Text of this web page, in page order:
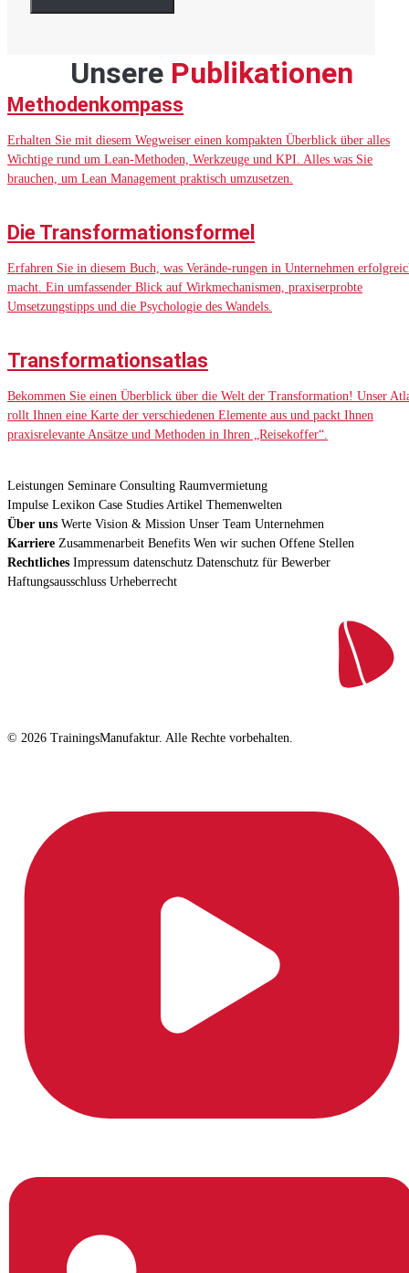
Unsere Publikationen
Methodenkompass
Erhalten Sie mit diesem Wegweiser einen kompakten Überblick über alles
Wichtige rund um Lean-Methoden, Werkzeuge und KPI. Alles was Sie
brauchen, um Lean Management praktisch umzusetzen.
Die Transformationsformel
Erfahren Sie in diesem Buch, was Verände-rungen in Unternehmen
macht. Ein umfassender Blick auf Wirkmechanismen, praxiserprobte
Umsetzungstipps und die Psychologie des Wandels.
Transformationsatlas
Bekommen Sie einen Überblick über die Welt der Transformation! Unser
rollt Ihnen eine Karte der verschiedenen Elemente aus und packt Ihnen
praxisrelevante Ansätze und Methoden in Ihren „Reisekoffer“.
Leistungen Seminare Consulting Raumvermietung
Impulse Lexikon Case Studies Artikel Themenwelten
Über uns Werte Vision & Mission Unser Team Unternehmen
Karriere Zusammenarbeit Benefits Wen wir suchen Offene Stellen
Rechtliches Impressum datenschutz Datenschutz für Bewerber
Haftungsausschluss Urheberrecht
© 2026 TrainingsManufaktur. Alle Rechte vorbehalten.